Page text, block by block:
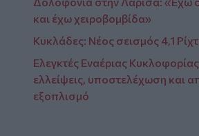
και έχω χειροβομβίδα»
Κυκλάδες: Nέος σεισμός 4,1
Ελεγκτές Εναέριας
ελλείψεις, υποστελέχωση και
εξοπλισμό